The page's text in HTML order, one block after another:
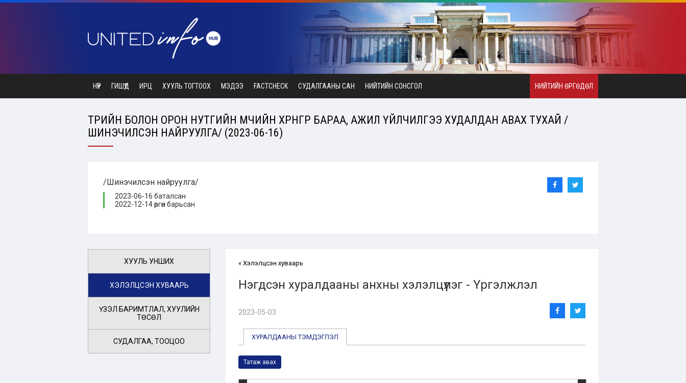
НҮҮР ГИШҮҮД ИРЦ ХУУЛЬ ТОГТООХ МЭДЭЭ FACTCHECK СУДАЛГААНЫ САН НИЙТИЙН СОНСГОЛ НИЙТИЙН ӨРГӨДӨЛ
ТӨРИЙН БОЛОН ОРОН НУТГИЙН ӨМЧИЙН ХӨРӨНГӨӨР БАРАА, АЖИЛ ҮЙЛЧИЛГЭЭ ХУДАЛДАН АВАХ ТУХАЙ /
ШИНЭЧИЛСЭН НАЙРУУЛГА/ (2023-06-16)
/Шинэчилсэн найруулга/
2023-06-16 баталсан
2022-12-14 өргөн барьсан
ХУУЛЬ УНШИХ
ХЭЛЭЛЦСЭН ХУВААРЬ
ҮЗЭЛ БАРИМТЛАЛ, ХУУЛИЙН
ТӨСӨЛ
СУДАЛГАА, ТООЦОО
« Хэлэлцсэн хуваарь
Нэгдсэн хуралдааны анхны хэлэлцүүлэг - Үргэлжлэл
2023-05-03
ХУРАЛДААНЫ ТЭМДЭГЛЭЛ
Татаж авах